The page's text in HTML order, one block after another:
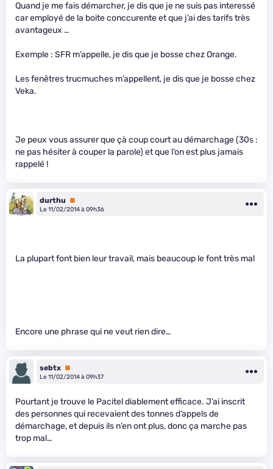
Quand je me fais démarcher, je dis que je ne suis pas interessé
car employé de la boite conccurente et que j’ai des tarifs très
avantageux …
Exemple : SFR m’appelle, je dis que je bosse chez Orange.
Les fenêtres trucmuches m’appellent, je dis que je bosse chez
Veka.
Je peux vous assurer que çà coup court au démarchage (30s :
ne pas hésiter à couper la parole) et que l’on est plus jamais
rappelé !
durthu
Premium
Le 11/02/2014 à 09h36
La plupart font bien leur travail, mais beaucoup le font très mal
Encore une phrase qui ne veut rien dire…
sebtx Premium
Le 11/02/2014 à 09h37
Pourtant je trouve le Pacitel diablement efficace. J’ai inscrit
des personnes qui recevaient des tonnes d’appels de
démarchage, et depuis ils n’en ont plus, donc ça marche pas
trop mal…